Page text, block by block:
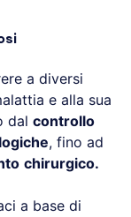
a diversi
e alla sua
dal controllo
, fino ad
chirurgico.
a base di